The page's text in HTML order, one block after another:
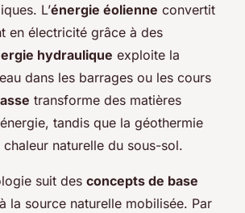
L’énergie éolienne convertit
en électricité grâce à des
hydraulique exploite la
dans les barrages ou les cours
transforme des matières
tandis que la géothermie
naturelle du sous-sol.
suit des concepts de base
la source naturelle mobilisée. Par